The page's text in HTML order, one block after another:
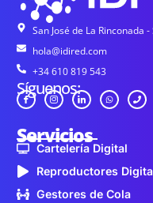
San José de La Rinconada -
hola@idired.com
+34 610 819 543
Síguenos:
Servicios
Cartelería Digital
Reproductores
Gestores de Cola